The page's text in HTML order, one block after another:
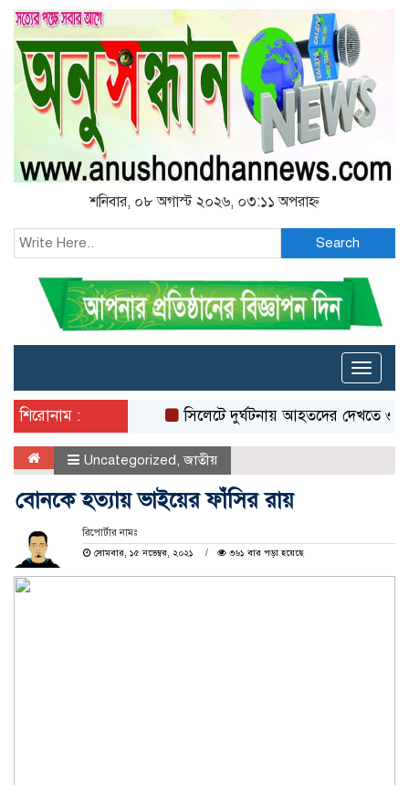
শনিবার, ০৮ অগাস্ট ২০২৬, ০৩:১১ অপরাহ্ন
Search
Toggle
শিরোনাম :
সিলেটে দুর্ঘটনায় আহতদের দেখতে ওসমানী
Uncategorized,জাতীয়
বোনকে হত্যায় ভাইয়ের ফাঁসির রায়
রিপোর্টার নামঃ
সোমবার, ১৫ নভেম্বর, ২০২১
৩৬১ বার পড়া হয়েছে